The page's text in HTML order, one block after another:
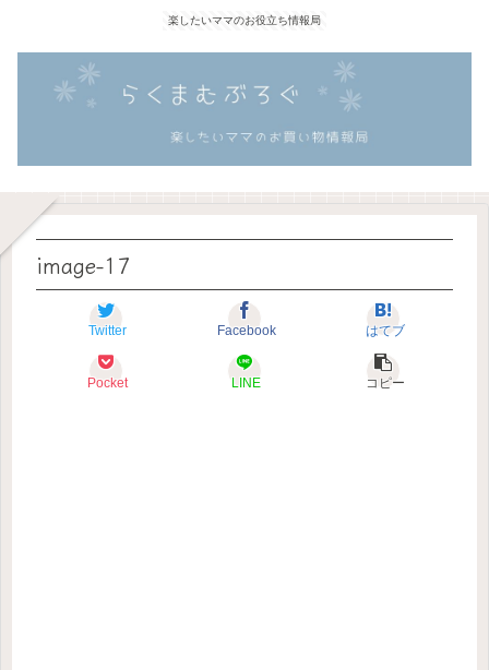
楽したいママのお役立ち情報局
image-17
Twitter Facebook はてブ
Pocket LINE コピー